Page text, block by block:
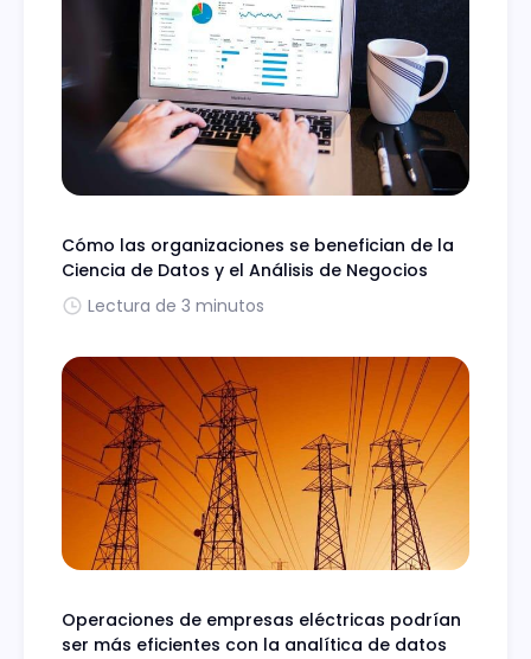
Cómo las organizaciones se benefician de la
Ciencia de Datos y el Análisis de Negocios
Lectura de 3 minutos
Operaciones de empresas eléctricas podrían
ser más eficientes con la analítica de datos